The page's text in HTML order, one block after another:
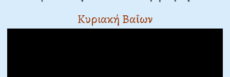
Κυριακή Βαΐων